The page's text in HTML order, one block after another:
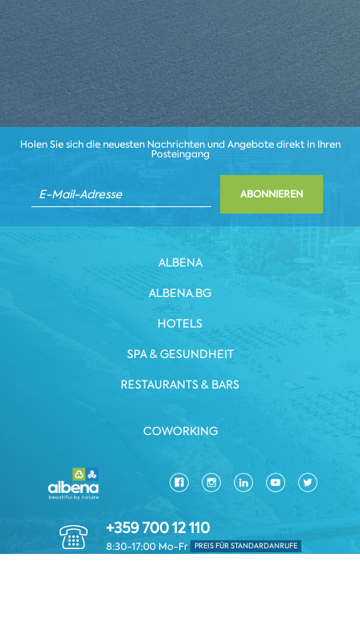
Holen Sie sich die neuesten Nachrichten und Angebote direkt in Ihren
Posteingang
ABONNIEREN
ALBENA
ALBENA.BG
HOTELS
SPA & GESUNDHEIT
RESTAURANTS & BARS
COWORKING
+359 700 12 110
8:30-17:00 Mo-Fr PREIS FÜR STANDARDANRUFE